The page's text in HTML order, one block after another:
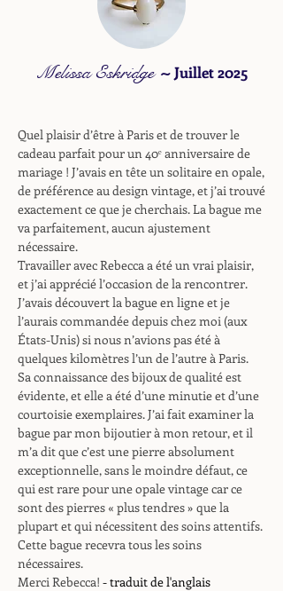
Melissa Eskridge~Juillet 2025
Quel plaisir d’être à Paris et de trouver le
cadeau parfait pour un 40ᵉ anniversaire de
mariage ! J’avais en tête un solitaire en opale,
de préférence au design vintage, et j’ai trouvé
exactement ce que je cherchais. La bague me
va parfaitement, aucun ajustement
nécessaire.
Travailler avec Rebecca a été un vrai plaisir,
et j’ai apprécié l’occasion de la rencontrer.
J’avais découvert la bague en ligne et je
l’aurais commandée depuis chez moi (aux
États-Unis) si nous n’avions pas été à
quelques kilomètres l’un de l’autre à Paris.
Sa connaissance des bijoux de qualité est
évidente, et elle a été d’une minutie et d’une
courtoisie exemplaires. J’ai fait examiner la
bague par mon bijoutier à mon retour, et il
m’a dit que c’est une pierre absolument
exceptionnelle, sans le moindre défaut, ce
qui est rare pour une opale vintage car ce
sont des pierres « plus tendres » que la
plupart et qui nécessitent des soins attentifs.
Cette bague recevra tous les soins
nécessaires.
Merci Rebecca! - traduit de l'anglais